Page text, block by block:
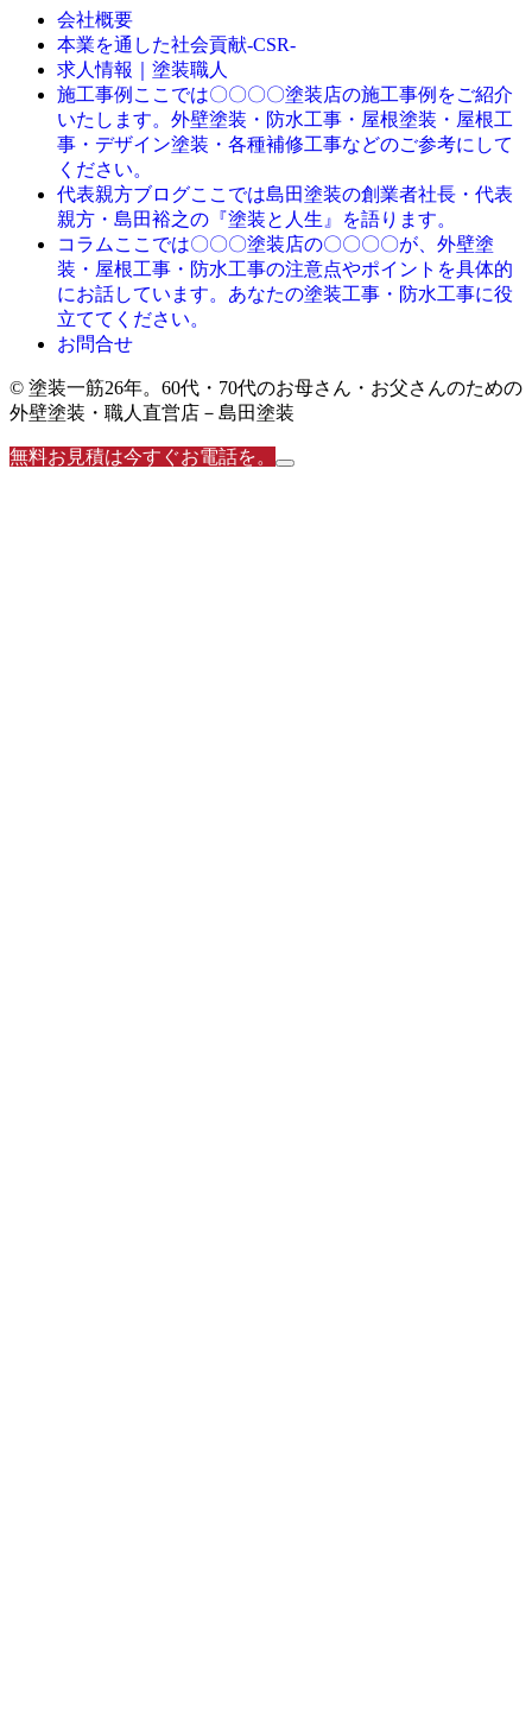
会社概要
本業を通した社会貢献-CSR-
求人情報｜塗装職人
施工事例 ここでは〇〇〇〇塗装店の施工事例をご紹介
いたします。外壁塗装・防水工事・屋根塗装・屋根工
事・デザイン塗装・各種補修工事などのご参考にして
ください。
代表親方ブログここでは島田塗装の創業者社長・代表
親方・島田裕之の『塗装と人生』を語ります。
コラム ここでは〇〇〇塗装店の〇〇〇〇が、外壁塗
装・屋根工事・防水工事の注意点やポイントを具体的
にお話しています。あなたの塗装工事・防水工事に役
立ててください。
お問合せ
© 塗装一筋26年。60代・70代のお母さん・お父さんのための
外壁塗装・職人直営店－島田塗装
無料お見積は今すぐお電話を。